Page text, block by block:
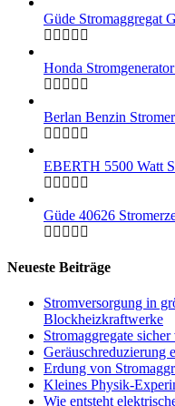
Güde Stromaggregat
Honda
Berlan Benzin
EBERTH 5500 Watt
Güde 40626
Neueste Beiträge
Stromversorgung in
Blockheizkraftwerke
Stromaggregate
Geräuschreduzierung
Erdung von
Kleines Physik-
Wie entsteht